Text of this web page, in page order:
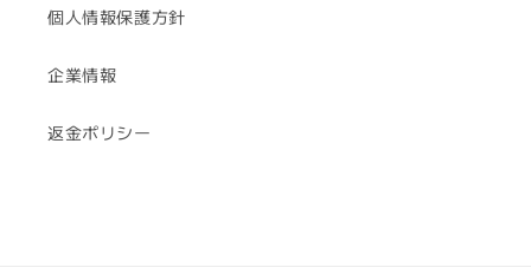
個人情報保護方針
企業情報
返金ポリシー